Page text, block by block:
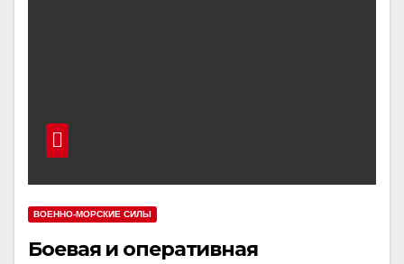
ВОЕННО-МОРСКИЕ СИЛЫ
Боевая и оперативная